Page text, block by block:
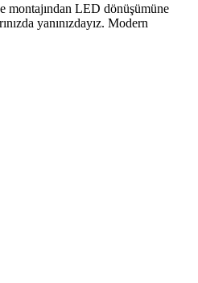
montajından LED dönüşümüne
yanınızdayız. Modern